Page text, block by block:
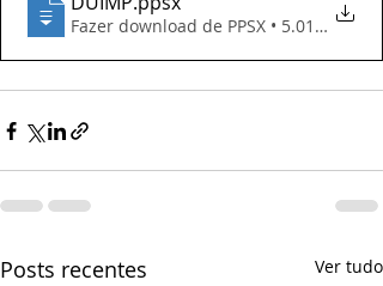
Fazer download de PPSX • 5.01MB
Posts recentes Ver tudo